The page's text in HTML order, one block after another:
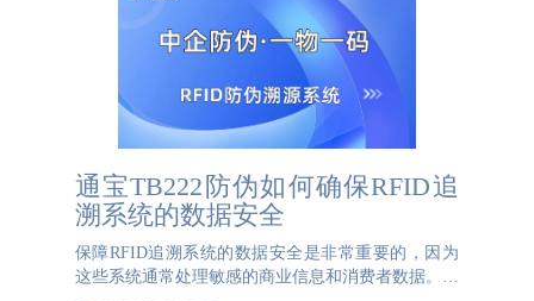
通宝TB222防伪如何确保RFID追
溯系统的数据安全
保障RFID追溯系统的数据安全是非常重要的，因为
这些系统通常处理敏感的商业信息和消费者数据。以